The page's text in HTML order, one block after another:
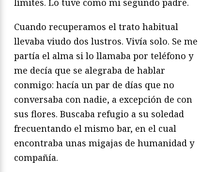
límites. Lo tuve como mi segundo padre.
Cuando recuperamos el trato habitual
llevaba viudo dos lustros. Vivía solo. Se me
partía el alma si lo llamaba por teléfono y
me decía que se alegraba de hablar
conmigo: hacía un par de días que no
conversaba con nadie, a excepción de con
sus flores. Buscaba refugio a su soledad
frecuentando el mismo bar, en el cual
encontraba unas migajas de humanidad y
compañía.